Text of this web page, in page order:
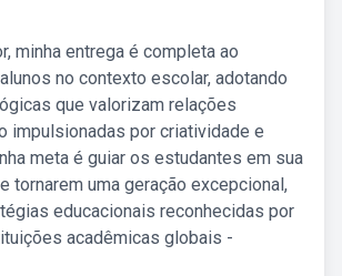
minha entrega é completa ao
no contexto escolar, adotando
que valorizam relações
impulsionadas por criatividade e
meta é guiar os estudantes em sua
tornarem uma geração excepcional,
educacionais reconhecidas por
acadêmicas globais -